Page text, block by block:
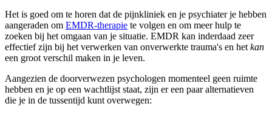
Het is goed om te horen dat de pijnkliniek en je psychiater je hebben
aangeraden om EMDR-therapie te volgen en om meer hulp te
zoeken bij het omgaan van je situatie. EMDR kan inderdaad zeer
effectief zijn bij het verwerken van onverwerkte trauma's en het kan
een groot verschil maken in je leven.
Aangezien de doorverwezen psychologen momenteel geen ruimte
hebben en je op een wachtlijst staat, zijn er een paar alternatieven
die je in de tussentijd kunt overwegen: